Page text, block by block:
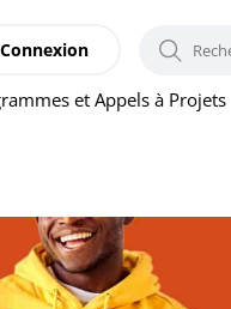
et Appels à Projets
Connexion